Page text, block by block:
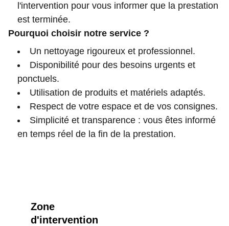
l'intervention pour vous informer que la prestation
est terminée.
Pourquoi choisir notre service ?
Un nettoyage rigoureux et professionnel.
Disponibilité pour des besoins urgents et
ponctuels.
Utilisation de produits et matériels adaptés.
Respect de votre espace et de vos consignes.
Simplicité et transparence : vous êtes informé
en temps réel de la fin de la prestation.
Zone
d'intervention